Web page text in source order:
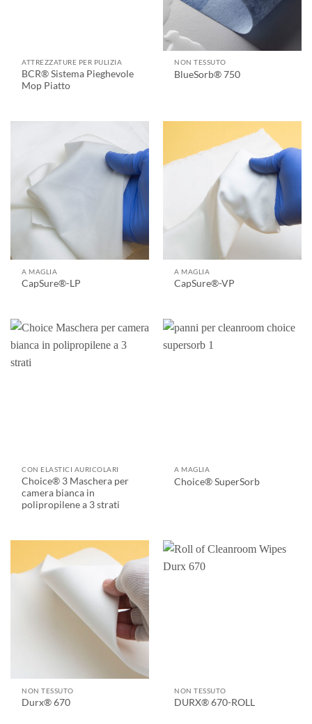
ATTREZZATURE PER PULIZIA
BCR® Sistema Pieghevole
Mop Piatto
NON TESSUTO
BlueSorb® 750
A MAGLIA
CapSure®-LP
A MAGLIA
CapSure®-VP
CON ELASTICI AURICOLARI
Choice® 3 Maschera per
camera bianca in
polipropilene a 3 strati
A MAGLIA
Choice® SuperSorb
NON TESSUTO
Durx® 670
NON TESSUTO
DURX® 670-ROLL